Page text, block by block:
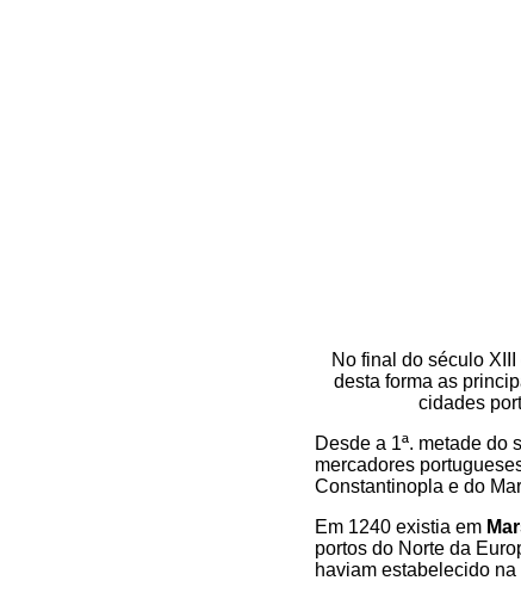
No final do século
desta forma as
cidades
Desde a 1ª. metade do
mercadores
Constantinopla e do
Em 1240 existia em
portos do Norte da
haviam estabelecido na